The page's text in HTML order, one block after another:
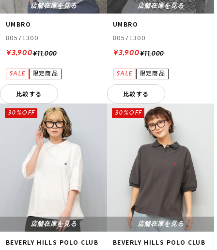
店舗在庫を見る
UMBRO
80571300
¥11,000
¥3,900
比較する
店舗在庫を見る
UMBRO
80571300
¥11,000
¥3,900
比較する
店舗在庫を見る
BEVERLY HILLS POLO CLUB
30%OFF
店舗在庫を見る
BEVERLY HILLS POLO CLUB
30%OFF